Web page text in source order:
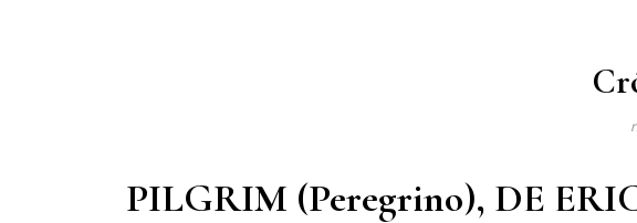
PILGRIM (Peregrino), DE